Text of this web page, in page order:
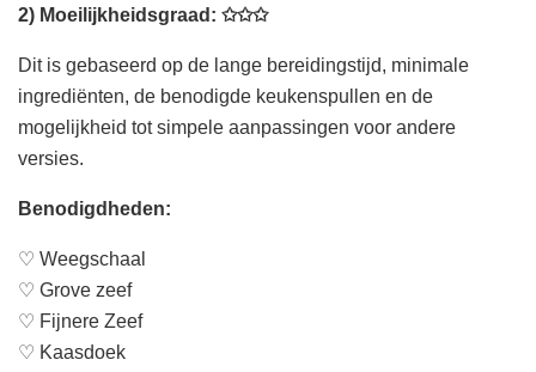
2) Moeilijkheidsgraad: ✩✩✩
Dit is gebaseerd op de lange bereidingstijd, minimale
ingrediënten, de benodigde keukenspullen en de
mogelijkheid tot simpele aanpassingen voor andere
versies.
Benodigdheden:
♡ Weegschaal
♡ Grove zeef
♡ Fijnere Zeef
♡ Kaasdoek